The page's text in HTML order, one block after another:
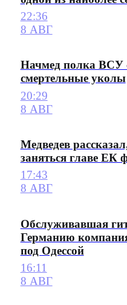
22:36
8 АВГ
Начмед полка ВСУ
смертельные уколы
20:29
8 АВГ
Медведев
заняться главе ЕК
17:43
8 АВГ
Обслуживавшая
Германию
под Одессой
16:11
8 АВГ